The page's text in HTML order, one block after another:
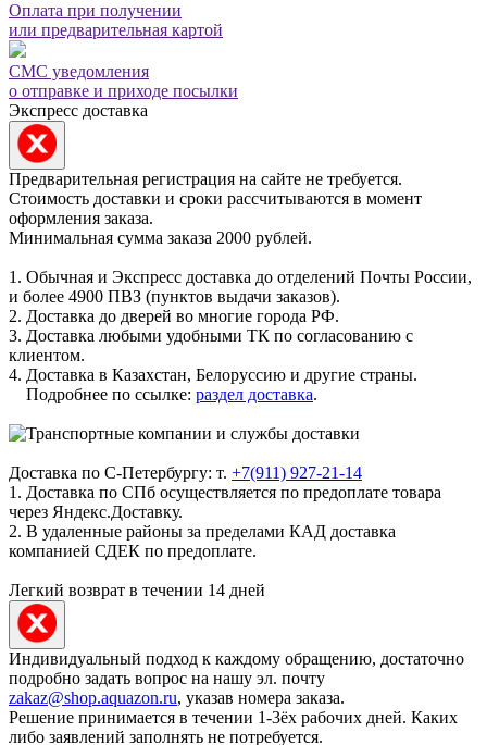
Оплата при получении
или предварительная картой
СМС уведомления
о отправке и приходе посылки
Экспресс доставка
Предварительная регистрация на сайте не требуется.
Стоимость доставки и сроки рассчитываются в момент
оформления заказа.
Минимальная сумма заказа 2000 рублей.
1. Обычная и Экспресс доставка до отделений Почты России,
и более 4900 ПВЗ (пунктов выдачи заказов).
2. Доставка до дверей во многие города РФ.
3. Доставка любыми удобными ТК по согласованию с
клиентом.
4. Доставка в Казахстан, Белоруссию и другие страны.
Подробнее по ссылке: раздел доставка.
Доставка по С-Петербургу: т. +7(911) 927-21-14
1. Доставка по СПб осуществляется по предоплате товара
через Яндекс.Доставку.
2. В удаленные районы за пределами КАД доставка
компанией СДЕК по предоплате.
Легкий возврат в течении 14 дней
Индивидуальный подход к каждому обращению, достаточно
подробно задать вопрос на нашу эл. почту
zakaz@shop.aquazon.ru, указав номера заказа.
Решение принимается в течении 1-3ёх рабочих дней. Каких
либо заявлений заполнять не потребуется.